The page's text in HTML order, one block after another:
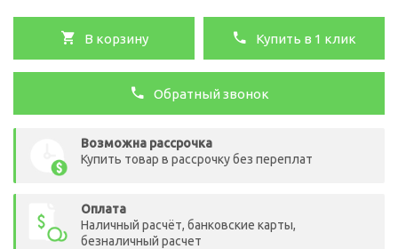
В корзину Купить в 1 клик
Обратный звонок
Возможна рассрочка
Купить товар в рассрочку без переплат
Оплата
Наличный расчёт, банковские карты,
безналичный расчет